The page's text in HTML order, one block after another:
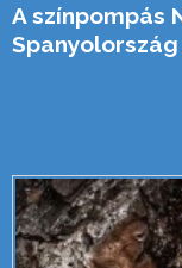
A színpompás